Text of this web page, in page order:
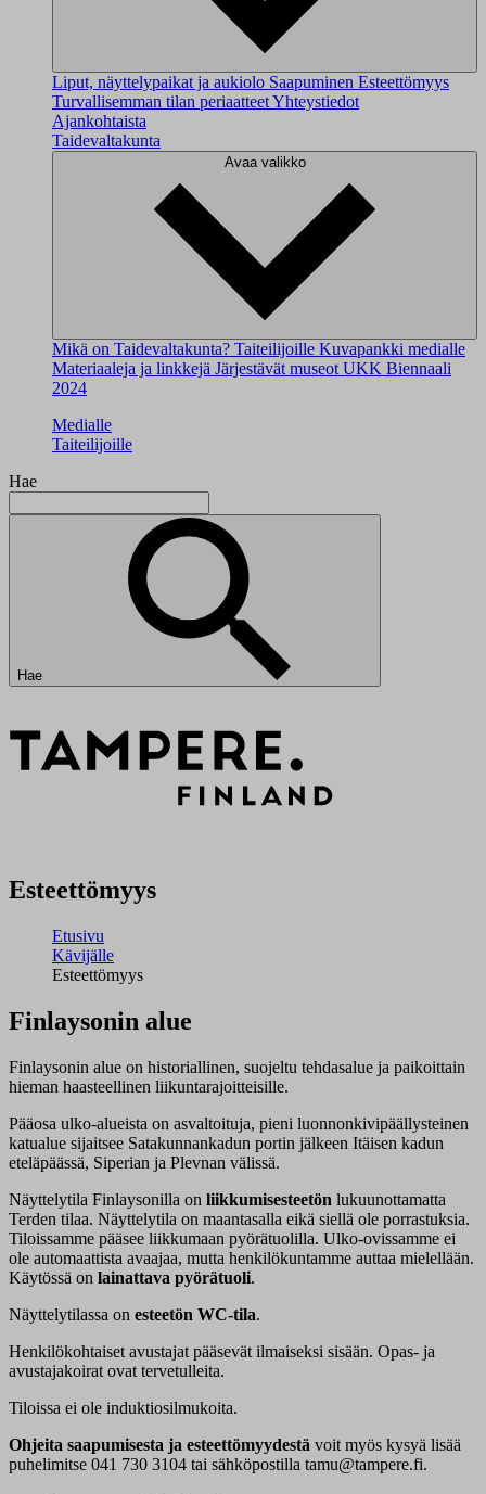
Liput, näyttelypaikat ja aukiolo Saapuminen Esteettömyys
Turvallisemman tilan periaatteetYhteystiedot
Ajankohtaista
Taidevaltakunta
Avaa valikko
Mikä on Taidevaltakunta? Taiteilijoille Kuvapankki medialle
Materiaaleja ja linkkejä Järjestävät museot UKK Biennaali
2024
Medialle
Taiteilijoille
Hae
Hae
Esteettömyys
Etusivu
Kävijälle
Esteettömyys
Finlaysonin alue
Finlaysonin alue on historiallinen, suojeltu tehdasalue ja paikoittain
hieman haasteellinen liikuntarajoitteisille.
Pääosa ulko-alueista on asvaltoituja, pieni luonnonkivipäällysteinen
katualue sijaitsee Satakunnankadun portin jälkeen Itäisen kadun
eteläpäässä, Siperian ja Plevnan välissä.
Näyttelytila Finlaysonilla on liikkumisesteetön lukuunottamatta
Terden tilaa. Näyttelytila on maantasalla eikä siellä ole porrastuksia.
Tiloissamme pääsee liikkumaan pyörätuolilla. Ulko-ovissamme ei
ole automaattista avaajaa, mutta henkilökuntamme auttaa mielellään.
Käytössä on lainattava pyörätuoli.
Näyttelytilassa on esteetön WC-tila.
Henkilökohtaiset avustajat pääsevät ilmaiseksi sisään. Opas- ja
avustajakoirat ovat tervetulleita.
Tiloissa ei ole induktiosilmukoita.
Ohjeita saapumisesta ja esteettömyydestä voit myös kysyä lisää
puhelimitse 041 730 3104 tai sähköpostilla tamu@tampere.fi.